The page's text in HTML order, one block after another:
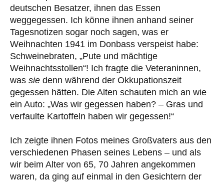
deutschen Besatzer, ihnen das Essen
weggegessen. Ich könne ihnen anhand seiner
Tagesnotizen sogar noch sagen, was er
Weihnachten 1941 im Donbass verspeist habe:
Schweinebraten, „Pute und mächtige
Weihnachtsstollen“! Ich fragte die Veteraninnen,
was sie denn während der Okkupationszeit
gegessen hätten. Die Alten schauten mich an wie
ein Auto: „Was wir gegessen haben? – Gras und
verfaulte Kartoffeln haben wir gegessen!“
Ich zeigte ihnen Fotos meines Großvaters aus den
verschiedenen Phasen seines Lebens – und als
wir beim Alter von 65, 70 Jahren angekommen
waren, da ging auf einmal in den Gesichtern der